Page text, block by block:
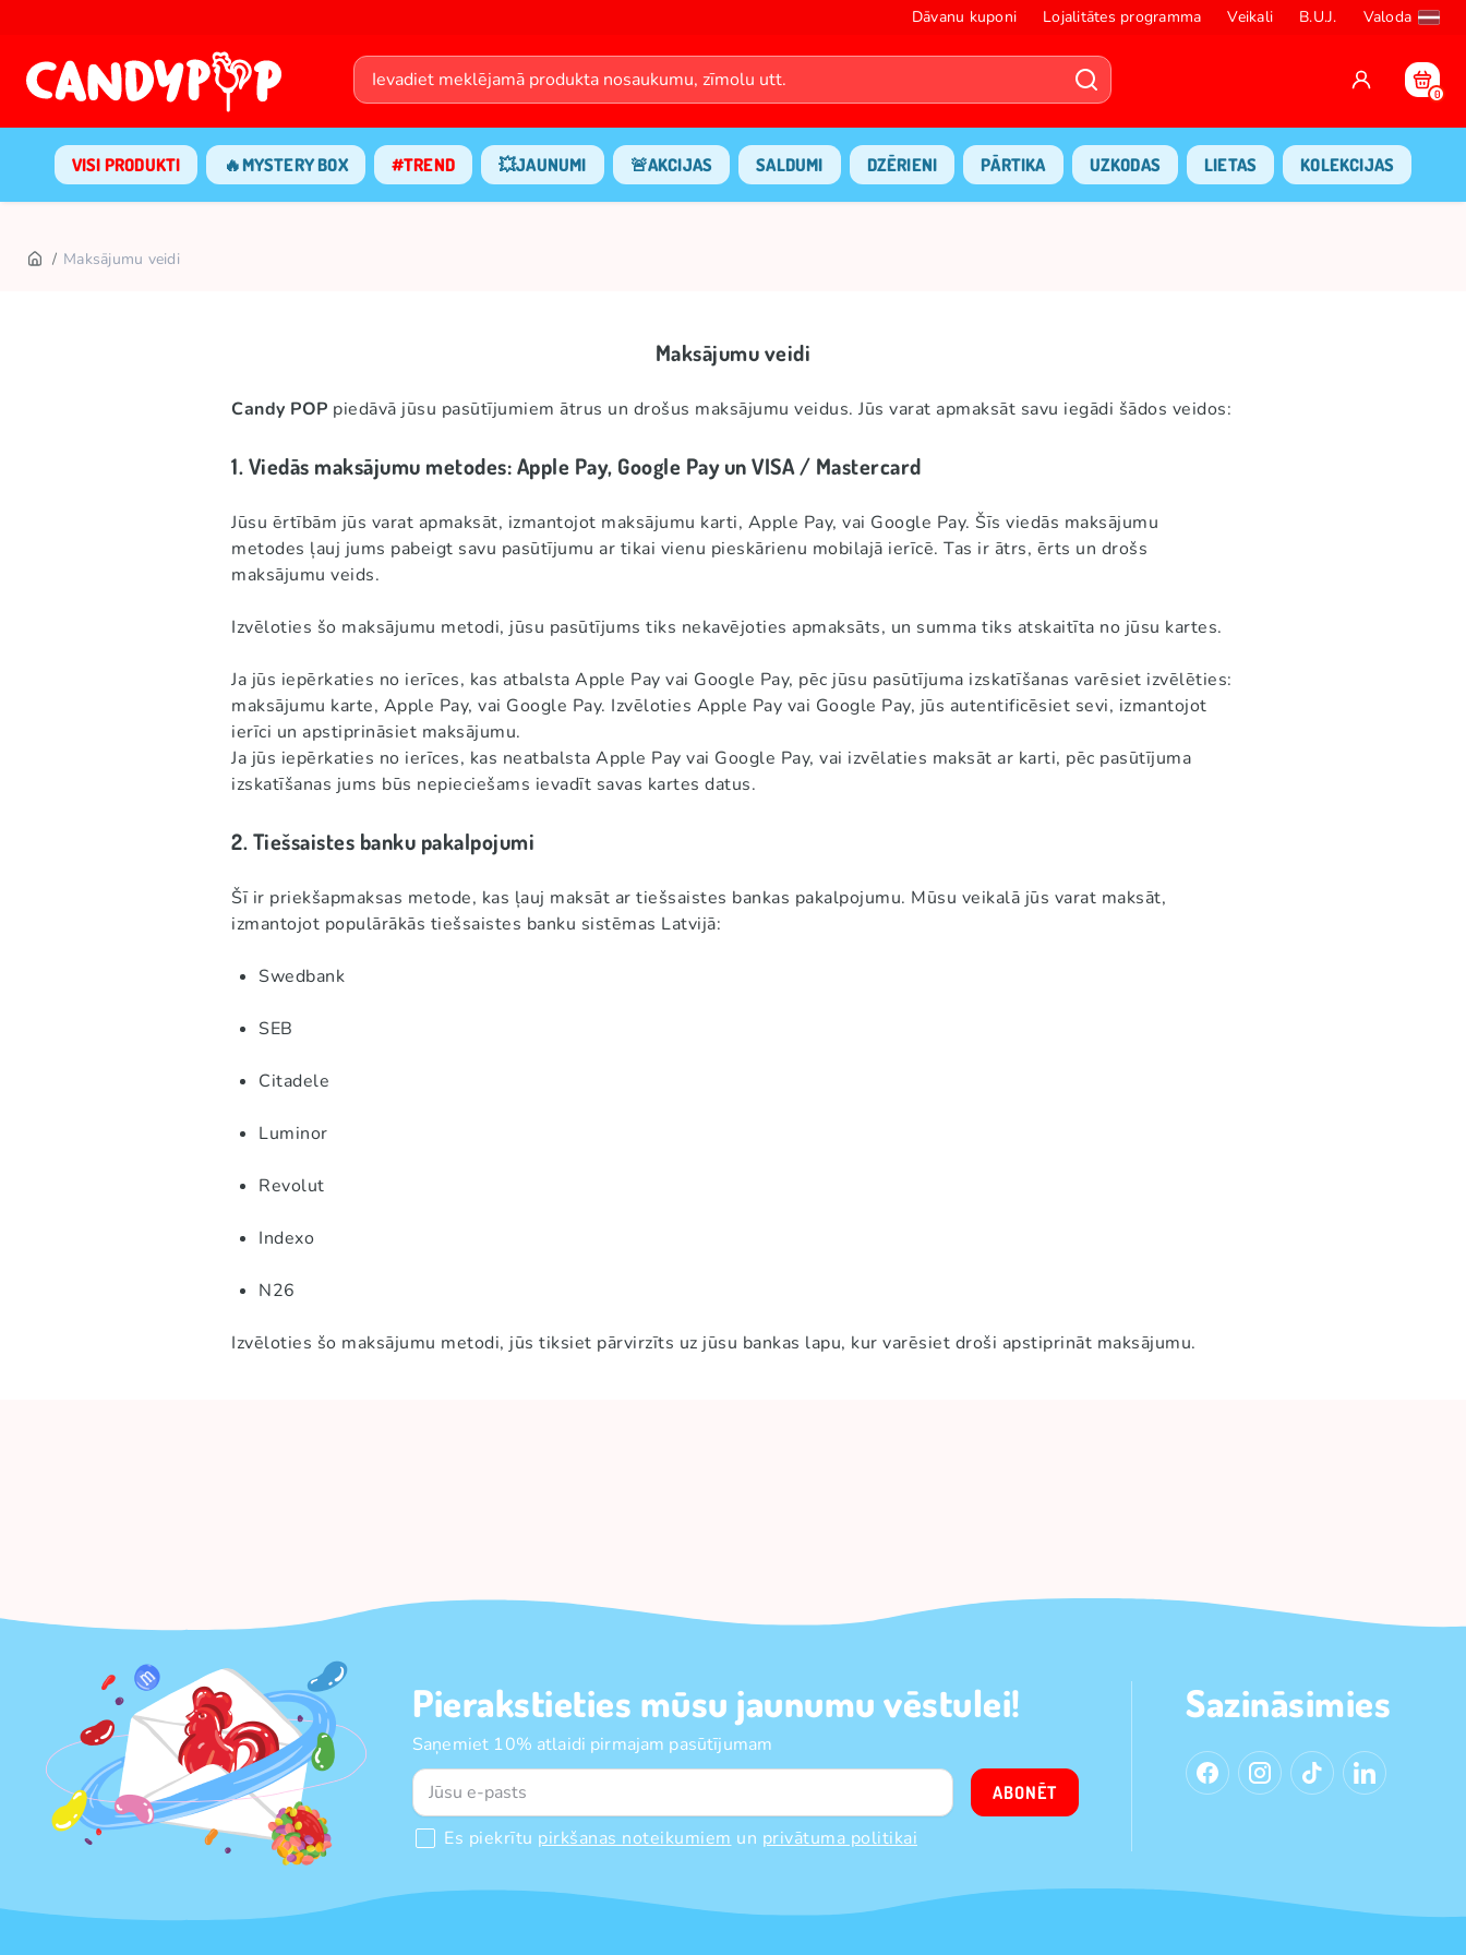
Dāvanu kuponi Lojalitātes programma Veikali B.U.J. Valoda
0
VISI PRODUKTI 🔥MYSTERY BOX #TREND 💥JAUNUMI 🚨AKCIJAS SALDUMI DZĒRIENI PĀRTIKA UZKODAS LIETAS KOLEKCIJAS
Maksājumu veidi
Maksājumu veidi
Candy POP piedāvā jūsu pasūtījumiem ātrus un drošus maksājumu veidus. Jūs varat apmaksāt savu iegādi šādos veidos:
1. Viedās maksājumu metodes: Apple Pay, Google Pay un VISA / Mastercard
Jūsu ērtībām jūs varat apmaksāt, izmantojot maksājumu karti, Apple Pay, vai Google Pay. Šīs viedās maksājumu
metodes ļauj jums pabeigt savu pasūtījumu ar tikai vienu pieskārienu mobilajā ierīcē. Tas ir ātrs, ērts un drošs
maksājumu veids.
Izvēloties šo maksājumu metodi, jūsu pasūtījums tiks nekavējoties apmaksāts, un summa tiks atskaitīta no jūsu kartes.
Ja jūs iepērkaties no ierīces, kas atbalsta Apple Pay vai Google Pay, pēc jūsu pasūtījuma izskatīšanas varēsiet izvēlēties:
maksājumu karte, Apple Pay, vai Google Pay. Izvēloties Apple Pay vai Google Pay, jūs autentificēsiet sevi, izmantojot
ierīci un apstiprināsiet maksājumu.
Ja jūs iepērkaties no ierīces, kas neatbalsta Apple Pay vai Google Pay, vai izvēlaties maksāt ar karti, pēc pasūtījuma
izskatīšanas jums būs nepieciešams ievadīt savas kartes datus.
2. Tiešsaistes banku pakalpojumi
Šī ir priekšapmaksas metode, kas ļauj maksāt ar tiešsaistes bankas pakalpojumu. Mūsu veikalā jūs varat maksāt,
izmantojot populārākās tiešsaistes banku sistēmas Latvijā:
Swedbank
SEB
Citadele
Luminor
Revolut
Indexo
N26
Izvēloties šo maksājumu metodi, jūs tiksiet pārvirzīts uz jūsu bankas lapu, kur varēsiet droši apstiprināt maksājumu.
Pierakstieties mūsu jaunumu vēstulei!
Saņemiet 10% atlaidi pirmajam pasūtījumam
Es piekrītu pirkšanas noteikumiem un privātuma politikai
ABONĒT
Sazināsimies